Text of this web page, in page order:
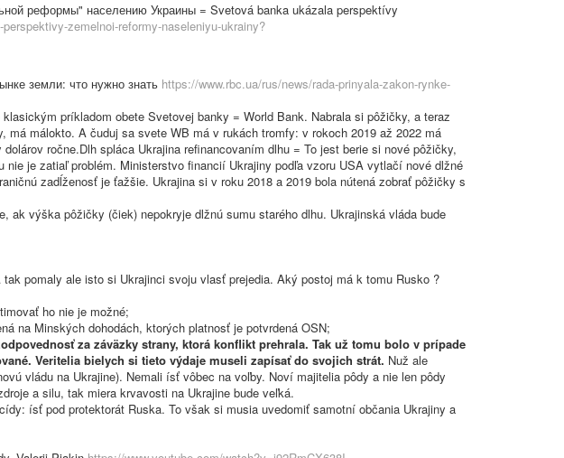
реформы" населению Украины = Svetová banka ukázala perspektívy
zemelnoi-reformy-naseleniyu-ukrainy?
земли: что нужно знать https://www.rbc.ua/rus/news/rada-prinyala-zakon-rynke-
príkladom obete Svetovej banky = World Bank. Nabrala si pôžičky, a teraz
málokto. A čuduj sa svete WB má v rukách tromfy: v rokoch 2019 až 2022 má
ročne.Dlh spláca Ukrajina refinancovaním dlhu = To jest berie si nové pôžičky,
je zatiaľ problém. Ministerstvo financií Ukrajiny podľa vzoru USA vytlačí nové dlžné
zadĺženosť je ťažšie. Ukrajina si v roku 2018 a 2019 bola nútená zobrať pôžičky s
ak výška pôžičky (čiek) nepokryje dlžnú sumu starého dlhu. Ukrajinská vláda bude
pomaly ale isto si Ukrajinci svoju vlasť prejedia. Aký postoj má k tomu Rusko ?
ho nie je možné;
na Minských dohodách, ktorých platnosť je potvrdená OSN;
za záväzky strany, ktorá konflikt prehrala. Tak už tomu bolo v prípade
Veritelia bielych si tieto výdaje museli zapísať do svojich strát. Nuž ale
vládu na Ukrajine). Nemali ísť vôbec na voľby. Noví majitelia pôdy a nie len pôdy
a silu, tak miera krvavosti na Ukrajine bude veľká.
ísť pod protektorát Ruska. To však si musia uvedomiť samotní občania Ukrajiny a